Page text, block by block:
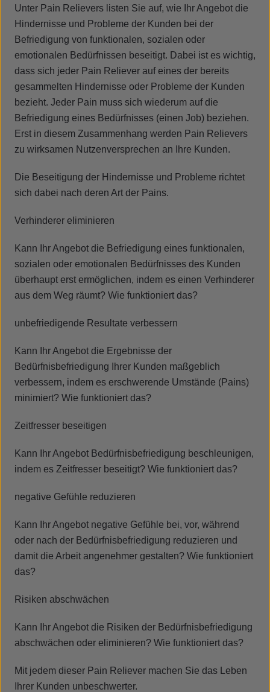
Unter Pain Relievers listen Sie auf, wie Ihr Angebot die
Hindernisse und Probleme der Kunden bei der
Befriedigung von funktionalen, sozialen oder
emotionalen Bedürfnissen beseitigt. Dabei ist es wichtig,
dass sich jeder Pain Reliever auf eines der bereits
gesammelten Hindernisse oder Probleme der Kunden
bezieht. Jeder Pain muss sich wiederum auf die
Befriedigung eines Bedürfnisses (einen Job) beziehen.
Erst in diesem Zusammenhang werden Pain Relievers
zu wirksamen Nutzenversprechen an Ihre Kunden.
Die Beseitigung der Hindernisse und Probleme richtet
sich dabei nach deren Art der Pains.
Verhinderer eliminieren
Kann Ihr Angebot die Befriedigung eines funktionalen,
sozialen oder emotionalen Bedürfnisses des Kunden
überhaupt erst ermöglichen, indem es einen Verhinderer
aus dem Weg räumt? Wie funktioniert das?
unbefriedigende Resultate verbessern
Kann Ihr Angebot die Ergebnisse der
Bedürfnisbefriedigung Ihrer Kunden maßgeblich
verbessern, indem es erschwerende Umstände (Pains)
minimiert? Wie funktioniert das?
Zeitfresser beseitigen
Kann Ihr Angebot Bedürfnisbefriedigung beschleunigen,
indem es Zeitfresser beseitigt? Wie funktioniert das?
negative Gefühle reduzieren
Kann Ihr Angebot negative Gefühle bei, vor, während
oder nach der Bedürfnisbefriedigung reduzieren und
damit die Arbeit angenehmer gestalten? Wie funktioniert
das?
Risiken abschwächen
Kann Ihr Angebot die Risiken der Bedürfnisbefriedigung
abschwächen oder eliminieren? Wie funktioniert das?
Mit jedem dieser Pain Reliever machen Sie das Leben
Ihrer Kunden unbeschwerter.